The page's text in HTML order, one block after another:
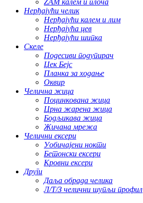
Нерђајући челик
Нерђајући калем и лим
Нерђајућа цев
Нерђајући шипка
Скеле
Подесиви подупирач
Џек Бејс
Планка за ходање
Оквир
Челична жица
Поцинкована жица
Црна жарена жица
Бодљикава жица
Жичана мрежа
Челични ексери
Уобичајени нокти
Бетонски ексери
Кровни ексери
Други
Даља обрада челика
Л/Т/З челични шупљи профил